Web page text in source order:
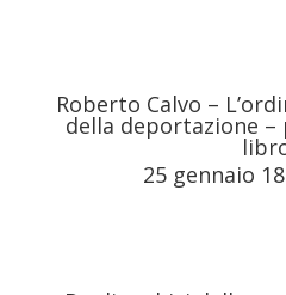
Roberto Calvo –
della deportazione –
25 gennaio